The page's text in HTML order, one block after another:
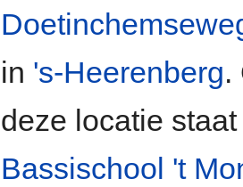
in 's-Heerenberg.
deze locatie
Bassischool 't